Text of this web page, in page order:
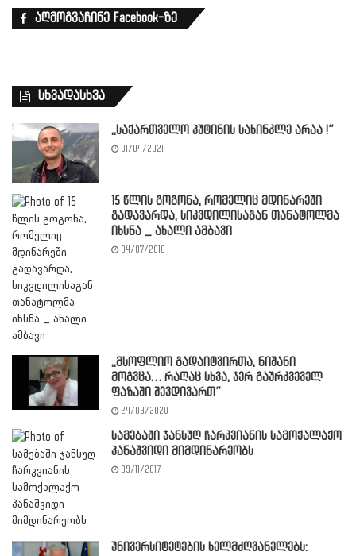
აღმოგვაჩინე Facebook-ზე
სხვადასხვა
,,საქართველო პუტინის სახინკლე არაა !”
01/04/2021
15 წლის გოგონა, რომელიც მდინარეში
გადავარდა, სიკვდილისაგან თანატოლმა
იხსნა _ ახალი ამბავი
04/07/2018
,,მსოფლიო გადაიტვირთა, ნიშანი
მოგვცა… რაღაც სხვა, ჯერ გაურკვეველ
ფაზაში შევდივართ”
24/03/2020
სამებაში ჯანსუღ ჩარკვიანის სამოქალაქო
პანაშვიდი მიმდინარეობს
09/11/2017
უნივერსიტეტების ხელმძღვანელებს: